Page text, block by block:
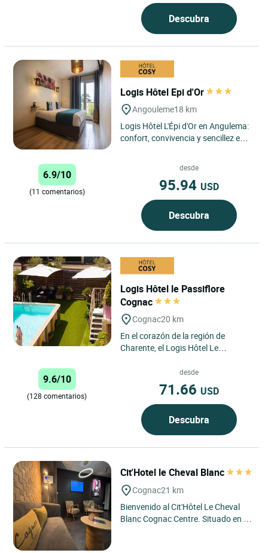
Descubra
Logis Hôtel Epi d'Or
Angouleme18 km
Logis Hôtel L'Épi d'Or en Angulema:
confort, convivencia y sencillez en el
6.9/10
(11 comentarios)
desde
95.94 USD
Descubra
Logis Hôtel le Passiflore
Cognac
Cognac20 km
En el corazón de la región de
Charente, el Logis Hôtel Le
minutos a pie de la estación...
9.6/10
(128 comentarios)
desde
71.66 USD
Descubra
Cit'Hotel le Cheval Blanc
Cognac21 km
Bienvenido al Cit'Hôtel Le Cheval
Blanc Cognac Centre. Situado en el